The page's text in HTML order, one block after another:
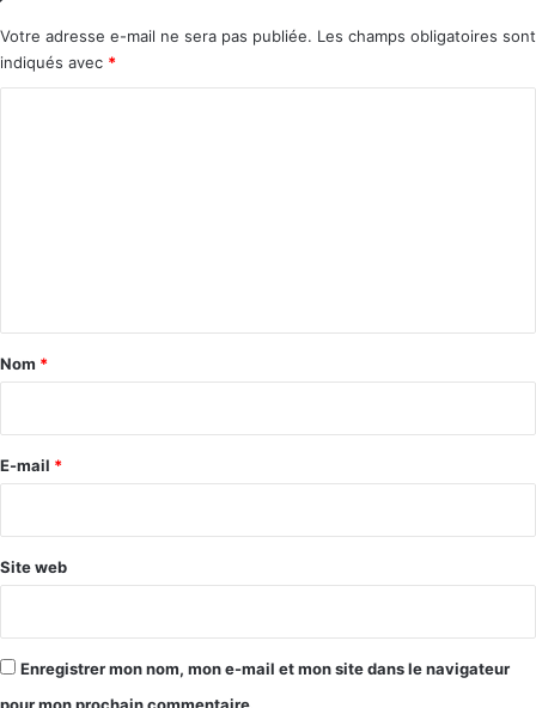
Votre adresse e-mail ne sera pas publiée. Les champs obligatoires sont
indiqués avec *
a
e
Nom *
E-mail *
Site web
Enregistrer mon nom, mon e-mail et mon site dans le navigateur